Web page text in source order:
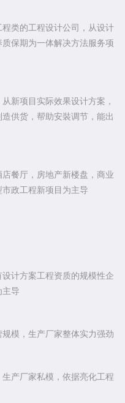
类的工程设计公司，从设计
保期为一体解决方法服务项
新项目实际效果设计方案，
供货，帮助安裝调节，能出
餐厅，房地产新楼盘，商业
政工程新项目为主导
计方案工程资质的规模性企
主导
模，生产厂家整体实力强劲
产厂家私模，依据亮化工程